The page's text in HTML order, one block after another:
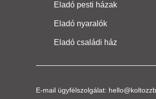
Eladó pesti házak
Eladó nyaralók
Eladó családi ház
E-mail ügyfélszolgálat: